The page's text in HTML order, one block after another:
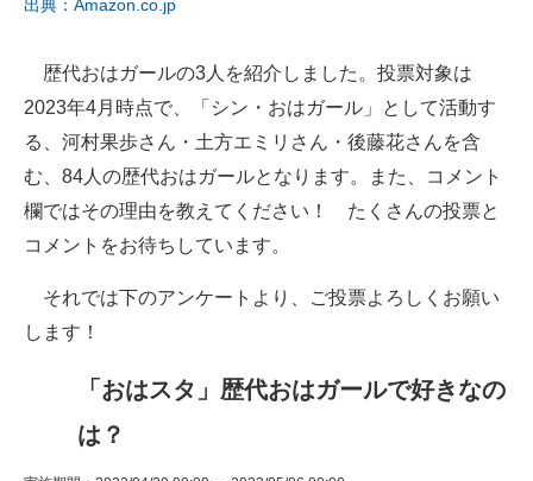
出典：Amazon.co.jp
歴代おはガールの3人を紹介しました。投票対象は
2023年4月時点で、「シン・おはガール」として活動す
る、河村果歩さん・土方エミリさん・後藤花さんを含
む、84人の歴代おはガールとなります。また、コメント
欄ではその理由を教えてください！ たくさんの投票と
コメントをお待ちしています。
それでは下のアンケートより、ご投票よろしくお願い
します！
「おはスタ」歴代おはガールで好きなの
は？